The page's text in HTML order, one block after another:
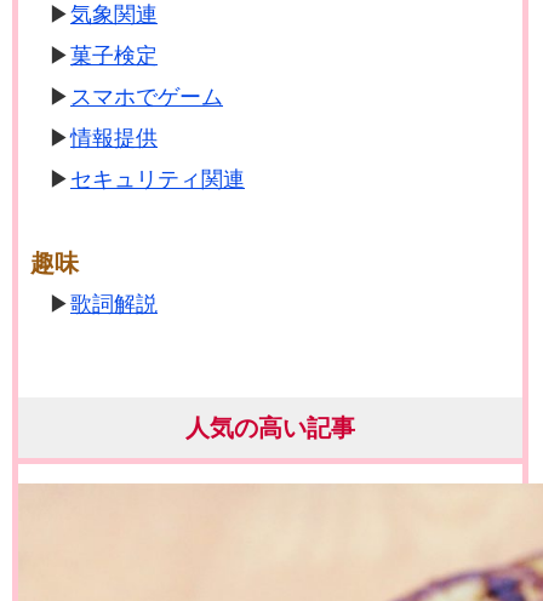
気象関連
菓子検定
スマホでゲーム
情報提供
セキュリティ関連
趣味
歌詞解説
人気の高い記事